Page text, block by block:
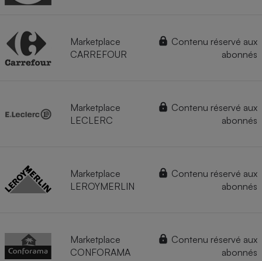
Marketplace
CARREFOUR
Contenu réservé aux
abonnés
Marketplace
LECLERC
Contenu réservé aux
abonnés
Marketplace
LEROYMERLIN
Contenu réservé aux
abonnés
Marketplace
CONFORAMA
Contenu réservé aux
abonnés